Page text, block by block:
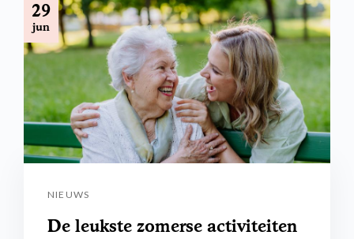
29
jun
NIEUWS
De leukste zomerse activiteiten